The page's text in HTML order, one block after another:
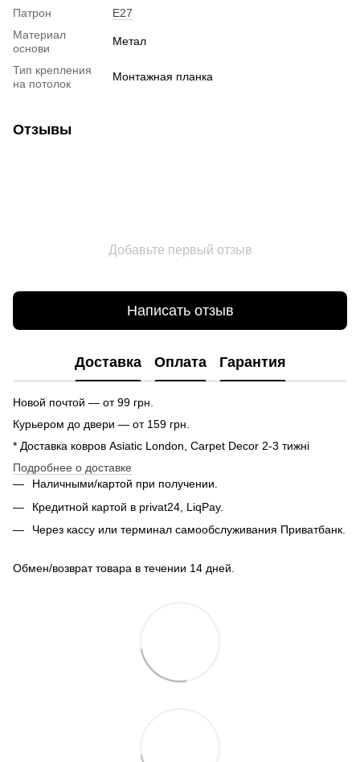
Патрон
E27
Материал
основи
Метал
Тип крепления
на потолок
Монтажная планка
Отзывы
Добавьте первый отзыв
Написать отзыв
Доставка Оплата Гарантия
Новой почтой — от 99 грн.
Курьером до двери — от 159 грн.
* Доставка ковров Asiatic London, Carpet Decor 2-3 тижні
Подробнее о доставке
Наличными/картой при получении.
Кредитной картой в privat24, LiqPay.
Через кассу или терминал самообслуживания Приватбанк.
Обмен/возврат товара в течении 14 дней.